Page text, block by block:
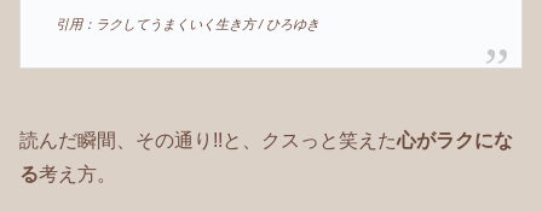
引用：ラクしてうまくいく生き方 / ひろゆき
読んだ瞬間、その通り!!と、クスっと笑えた心がラクにな
る考え方。